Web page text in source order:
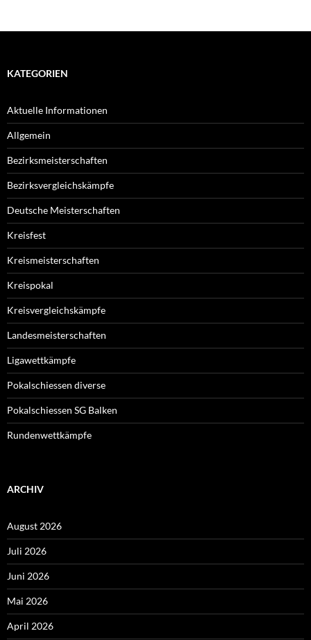
KATEGORIEN
Aktuelle Informationen
Allgemein
Bezirksmeisterschaften
Bezirksvergleichskämpfe
Deutsche Meisterschaften
Kreisfest
Kreismeisterschaften
Kreispokal
Kreisvergleichskämpfe
Landesmeisterschaften
Ligawettkämpfe
Pokalschiessen diverse
Pokalschiessen SG Balken
Rundenwettkämpfe
ARCHIV
August 2026
Juli 2026
Juni 2026
Mai 2026
April 2026